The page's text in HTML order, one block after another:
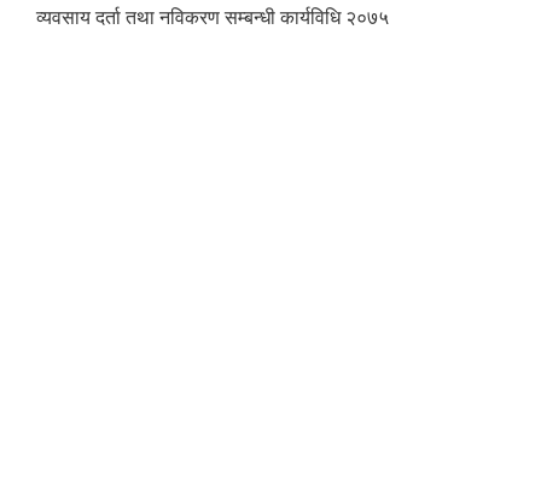
व्यवसाय दर्ता तथा नविकरण सम्बन्धी कार्यविधि २०७५